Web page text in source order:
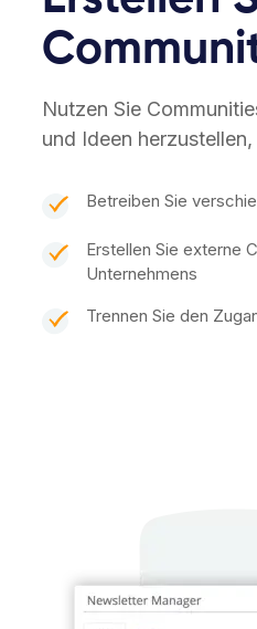
Nutzen Sie
und Ideen
Betreiben Sie
Erstellen Sie externe
Unternehmens
Trennen Sie den